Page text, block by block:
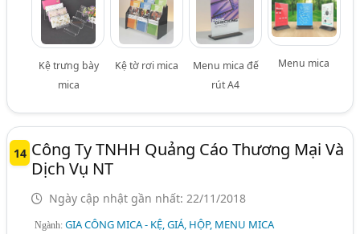
Kệ trưng bày
mica
Kệ tờ rơi mica
Menu mica đế
rút A4
Menu mica
14 Công Ty TNHH Quảng Cáo Thương Mại Và
Dịch Vụ NT
Ngày cập nhật gần nhất: 22/11/2018
Ngành:GIA CÔNG MICA - KỆ, GIÁ, HỘP, MENU MICA